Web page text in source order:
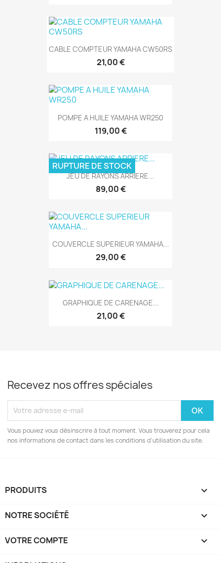
CABLE COMPTEUR YAMAHA CW50RS
21,00 €
POMPE A HUILE YAMAHA WR250
119,00 €
JEU DE RAYONS ARRIERE...
89,00 €
RUPTURE DE STOCK
COUVERCLE SUPERIEUR YAMAHA...
29,00 €
GRAPHIQUE DE CARENAGE...
21,00 €
Recevez nos offres spéciales
Vous pouvez vous désinscrire à tout moment. Vous trouverez pour cela
nos informations de contact dans les conditions d'utilisation du site.
PRODUITS 
NOTRE SOCIÉTÉ 
VOTRE COMPTE 